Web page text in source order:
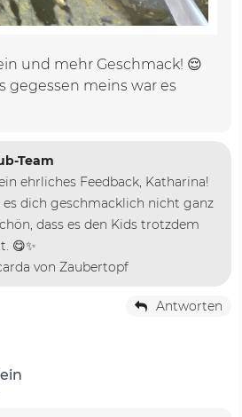
und mehr Geschmack! 😌
gegessen meins war es
Team
ehrliches Feedback, Katharina!
es dich geschmacklich nicht ganz
dass es den Kids trotzdem
😋✨
von Zaubertopf
Antworten